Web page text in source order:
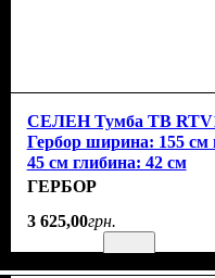
СЕЛЕН Тумба ТВ
Гербор ширина: 155 см
45 см глибина: 42 см
ГЕРБОР
3 625,00грн.